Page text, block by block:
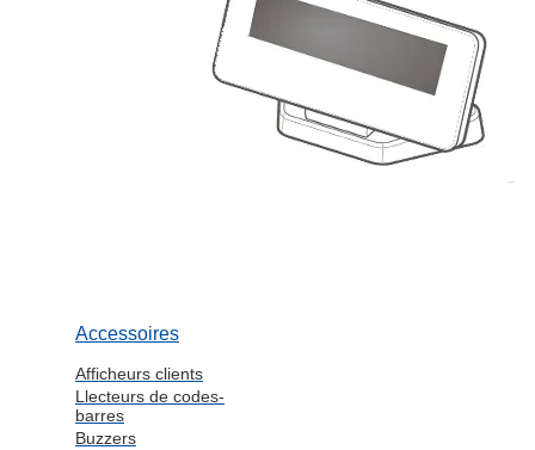
Accessoires
Afficheurs clients
Llecteurs de codes-
barres
Buzzers